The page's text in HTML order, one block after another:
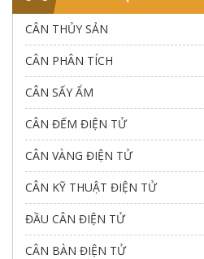
CÂN THỦY SẢN
CÂN PHÂN TÍCH
CÂN SẤY ẨM
CÂN ĐẾM ĐIỆN TỬ
CÂN VÀNG ĐIỆN TỬ
CÂN KỸ THUẬT ĐIỆN TỬ
ĐẦU CÂN ĐIỆN TỬ
CÂN BÀN ĐIỆN TỬ